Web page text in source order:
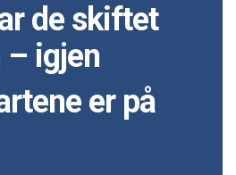
de skiftet
– igjen
er på